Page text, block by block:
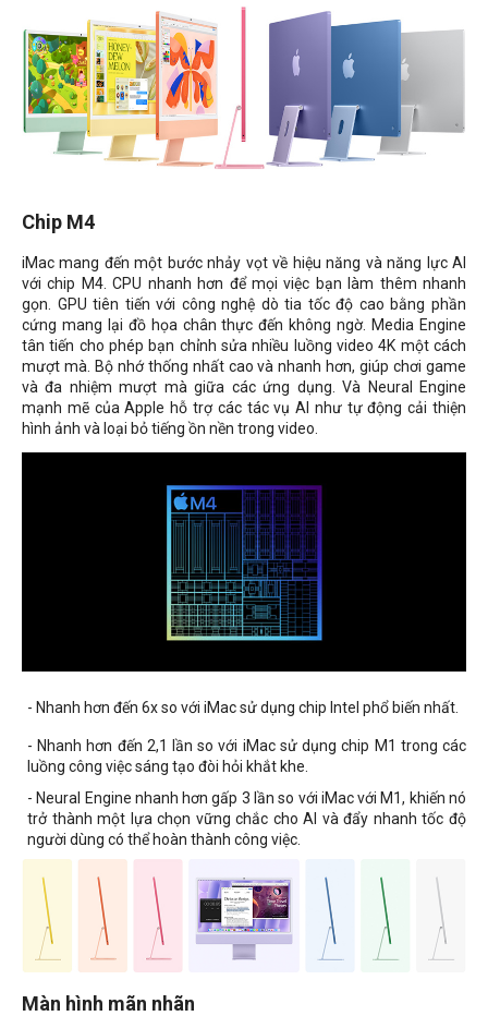
Chip M4
iMac mang đến một bước nhảy vọt về hiệu năng và năng lực AI
với chip M4. CPU nhanh hơn để mọi việc bạn làm thêm nhanh
gọn. GPU tiên tiến với công nghệ dò tia tốc độ cao bằng phần
cứng mang lại đồ họa chân thực đến không ngờ. Media Engine
tân tiến cho phép bạn chỉnh sửa nhiều luồng video 4K một cách
mượt mà. Bộ nhớ thống nhất cao và nhanh hơn, giúp chơi game
và đa nhiệm mượt mà giữa các ứng dụng. Và Neural Engine
mạnh mẽ của Apple hỗ trợ các tác vụ AI như tự động cải thiện
hình ảnh và loại bỏ tiếng ồn nền trong video.
- Nhanh hơn đến 6x so với iMac sử dụng chip Intel phổ biến nhất.
- Nhanh hơn đến 2,1 lần so với iMac sử dụng chip M1 trong các
luồng công việc sáng tạo đòi hỏi khắt khe.
- Neural Engine nhanh hơn gấp 3 lần so với iMac với M1, khiến nó
trở thành một lựa chọn vững chắc cho AI và đẩy nhanh tốc độ
người dùng có thể hoàn thành công việc.
Màn hình mãn nhãn